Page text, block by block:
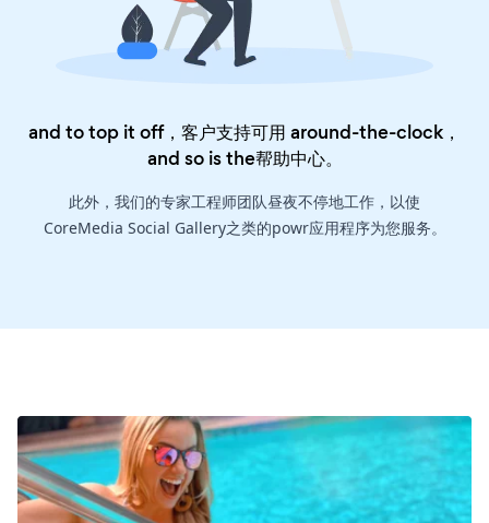
and to top it off，客户支持可用 around-the-clock，
and so is the帮助中心。
此外，我们的专家工程师团队昼夜不停地工作，以使
CoreMedia Social Gallery之类的powr应用程序为您服务。